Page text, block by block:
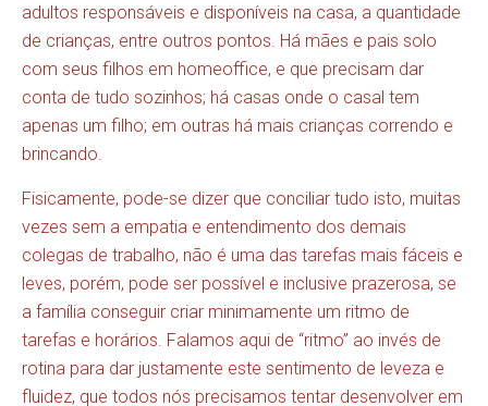
adultos responsáveis e disponíveis na casa, a quantidade
de crianças, entre outros pontos. Há mães e pais solo
com seus filhos em homeoffice, e que precisam dar
conta de tudo sozinhos; há casas onde o casal tem
apenas um filho; em outras há mais crianças correndo e
brincando.
Fisicamente, pode-se dizer que conciliar tudo isto, muitas
vezes sem a empatia e entendimento dos demais
colegas de trabalho, não é uma das tarefas mais fáceis e
leves, porém, pode ser possível e inclusive prazerosa, se
a família conseguir criar minimamente um ritmo de
tarefas e horários. Falamos aqui de “ritmo” ao invés de
rotina para dar justamente este sentimento de leveza e
fluidez, que todos nós precisamos tentar desenvolver em